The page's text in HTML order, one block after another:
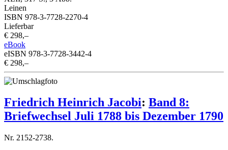
Leinen
ISBN 978-3-7728-2270-4
Lieferbar
€ 298,–
eBook
eISBN 978-3-7728-3442-4
€ 298,–
Friedrich Heinrich Jacobi: Band 8:
Briefwechsel Juli 1788 bis Dezember 1790
Nr. 2152-2738.